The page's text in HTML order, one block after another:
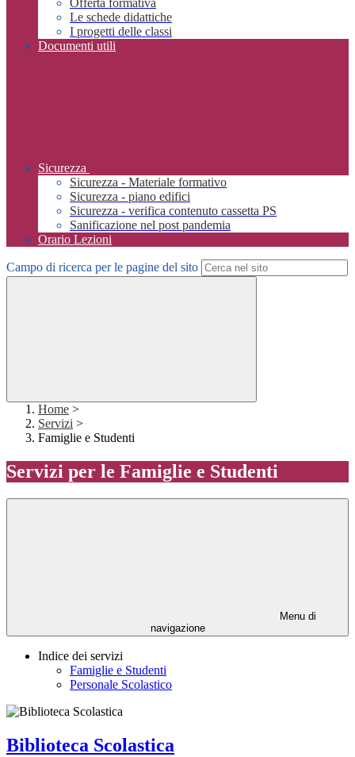
Offerta formativa
Le schede didattiche
I progetti delle classi
Documenti utili
Sicurezza
Sicurezza - Materiale formativo
Sicurezza - piano edifici
Sicurezza - verifica contenuto cassetta PS
Sanificazione nel post pandemia
Orario Lezioni
Campo di ricerca per le pagine del sito
Home >
Servizi >
Famiglie e Studenti
Servizi per le Famiglie e Studenti
Menu di
navigazione
Indice dei servizi
Famiglie e Studenti
Personale Scolastico
Biblioteca Scolastica